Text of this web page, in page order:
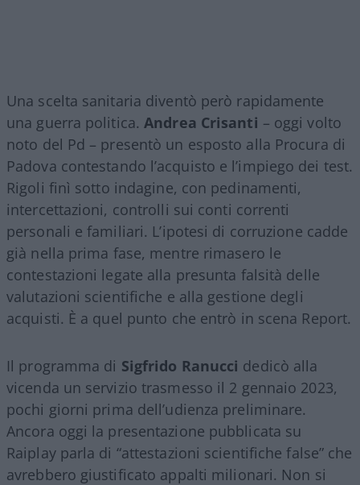
Una scelta sanitaria diventò però rapidamente
una guerra politica.Andrea Crisanti – oggi volto
noto del Pd – presentò un esposto alla Procura di
Padova contestando l’acquisto e l’impiego dei test.
Rigoli finì sotto indagine, con pedinamenti,
intercettazioni, controlli sui conti correnti
personali e familiari. L’ipotesi di corruzione cadde
già nella prima fase, mentre rimasero le
contestazioni legate alla presunta falsità delle
valutazioni scientifiche e alla gestione degli
acquisti. È a quel punto che entrò in scena Report.
Il programma di Sigfrido Ranucci dedicò alla
vicenda un servizio trasmesso il 2 gennaio 2023,
pochi giorni prima dell’udienza preliminare.
Ancora oggi la presentazione pubblicata su
Raiplay parla di “attestazioni scientifiche false” che
avrebbero giustificato appalti milionari. Non si